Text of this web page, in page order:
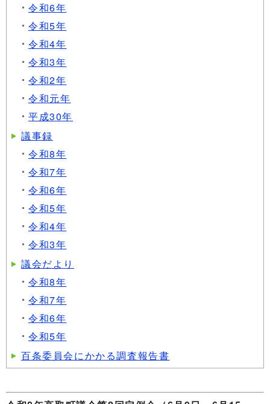
令和6年
令和5年
令和4年
令和3年
令和2年
令和元年
平成30年
議事録
令和8年
令和7年
令和6年
令和5年
令和4年
令和3年
議会だより
令和8年
令和7年
令和6年
令和5年
百条委員会にかかる調査報告書